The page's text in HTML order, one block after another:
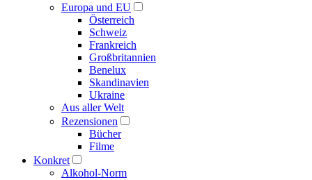
Europa und EU
Österreich
Schweiz
Frankreich
Großbritannien
Benelux
Skandinavien
Ukraine
Aus aller Welt
Rezensionen
Bücher
Filme
Konkret
Alkohol-Norm